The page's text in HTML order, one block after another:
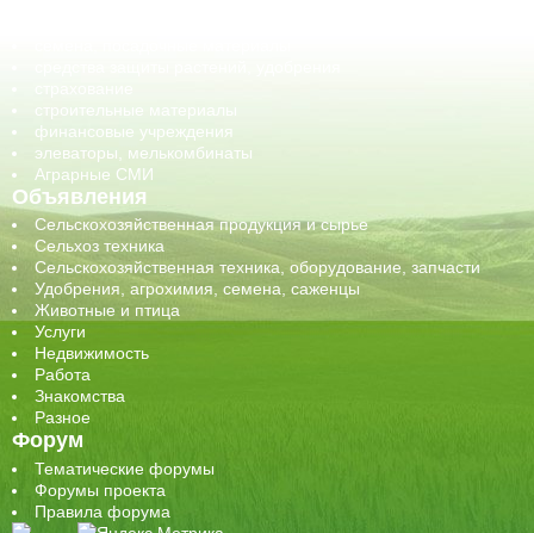
строительные материалы
финансовые учреждения
элеваторы, мелькомбинаты
Аграрные СМИ
Объявления
Сельскохозяйственная продукция и сырье
Сельхоз техника
Сельскохозяйственная техника, оборудование, запчасти
Удобрения, агрохимия, семена, саженцы
Животные и птица
Услуги
Недвижимость
Работа
Знакомства
Разное
Форум
Тематические форумы
Форумы проекта
Правила форума